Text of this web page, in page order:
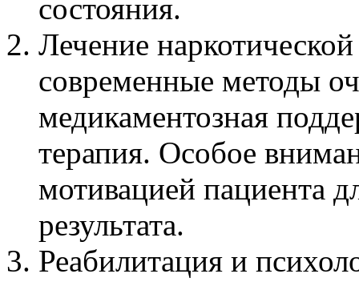
состояния.
Лечение
современные методы
медикаментозная
терапия. Особое
мотивацией пациента
результата.
Реабилитация и